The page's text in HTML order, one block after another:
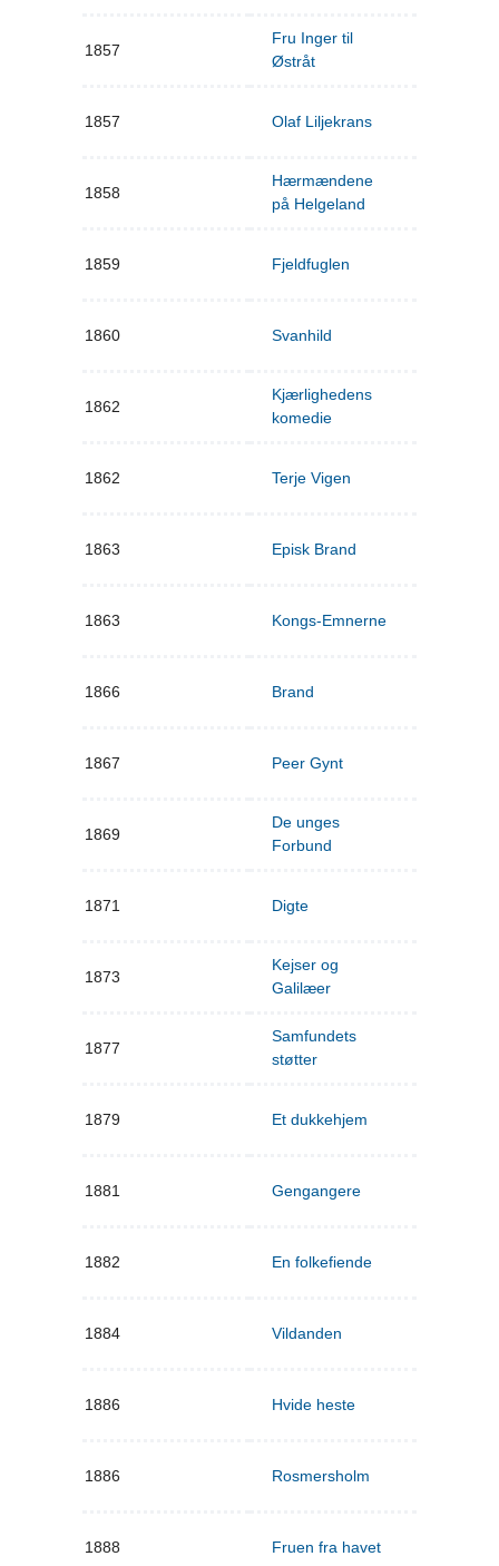
1857
Fru Inger til
Østråt
1857 Olaf Liljekrans
1858
Hærmændene
på Helgeland
1859 Fjeldfuglen
1860 Svanhild
1862
Kjærlighedens
komedie
1862 Terje Vigen
1863 Episk Brand
1863 Kongs-Emnerne
1866 Brand
1867 Peer Gynt
1869
De unges
Forbund
1871 Digte
1873
Kejser og
Galilæer
1877
Samfundets
støtter
1879 Et dukkehjem
1881 Gengangere
1882 En folkefiende
1884 Vildanden
1886 Hvide heste
1886 Rosmersholm
1888 Fruen fra havet